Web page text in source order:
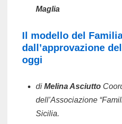
Maglia
Il modello del
dall’approvazione
oggi
di Melina Asciutto
dell’Associazione
Sicilia.